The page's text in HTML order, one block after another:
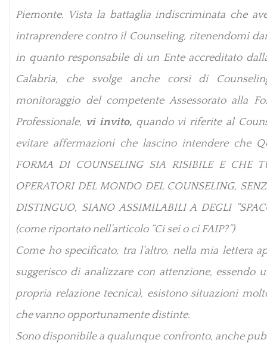
Piemonte. Vista la battaglia indiscriminata che
intraprendere contro il Counseling, ritenendomi
in quanto responsabile di un Ente accreditato
Calabria, che svolge anche corsi di
monitoraggio del competente Assessorato alla
Professionale, vi invito, quando vi riferite al
evitare affermazioni che lascino intendere che
FORMA DI COUNSELING SIA RISIBILE E CHE
OPERATORI DEL MONDO DEL COUNSELING,
DISTINGUO, SIANO ASSIMILABILI A DEGLI
(come riportato nell’articolo “Ci sei o ci FAIP?”)
Come ho specificato, tra l’altro, nella mia lettera
suggerisco di analizzare con attenzione, essendo
propria relazione tecnica), esistono situazioni
che vanno opportunamente distinte.
Sono disponibile a qualunque confronto, anche